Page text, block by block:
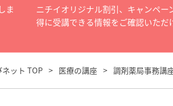
ま
ニチイオリジナル割引、キャンペー
得に受講できる情報をご確認いただ
ット TOP 医療の講座 調剤薬局事務講